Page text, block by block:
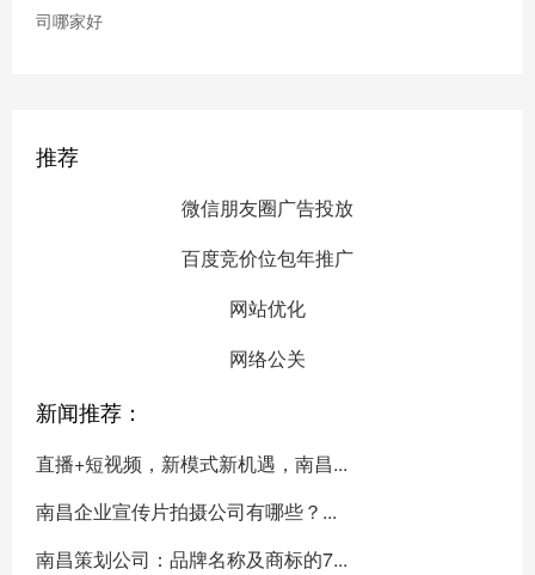
司哪家好
推荐
微信朋友圈广告投放
百度竞价位包年推广
网站优化
网络公关
新闻推荐：
直播+短视频，新模式新机遇，南昌...
南昌企业宣传片拍摄公司有哪些？...
南昌策划公司：品牌名称及商标的7...